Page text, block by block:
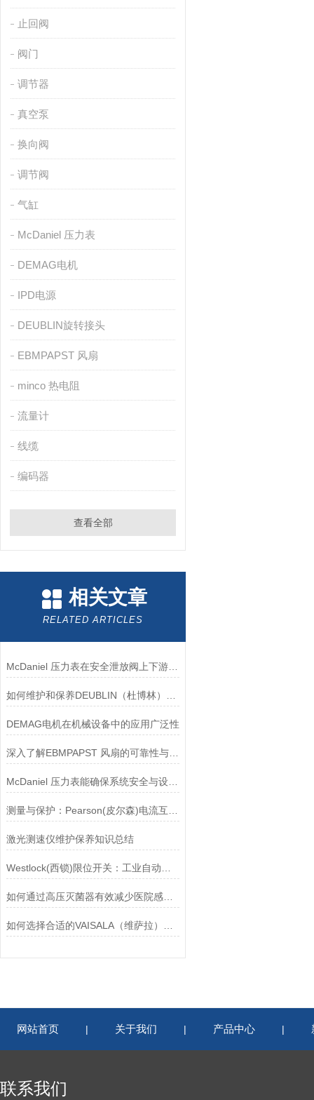
止回阀
阀门
调节器
真空泵
换向阀
调节阀
气缸
McDaniel 压力表
DEMAG电机
IPD电源
DEUBLIN旋转接头
EBMPAPST 风扇
minco 热电阻
流量计
线缆
编码器
查看全部
相关文章
RELATED ARTICLES
McDaniel 压力表在安全泄放阀上下游压力监测中的应用
DEMAG电机在机械设备中的应用广泛性
深入了解EBMPAPST 风扇的可靠性与耐用性
McDaniel 压力表能确保系统安全与设备寿命延长
激光测速仪维护保养知识总结
如何通过高压灭菌器有效减少医院感染风险？
网站首页 | 关于我们 | 产品中心 |
联系我们